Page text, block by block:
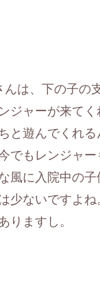
は、下の子の
ジャーが来て
と遊んでくれ
でもレンジャー
風に入院中の
少ないですよ
りますし。